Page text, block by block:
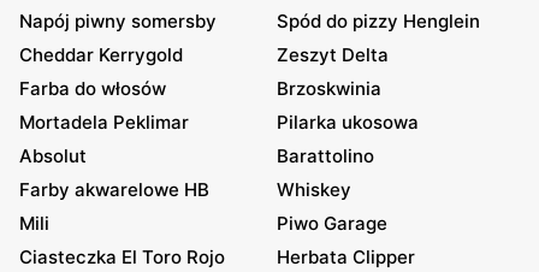
Napój piwny somersby
Spód do pizzy Henglein
Cheddar Kerrygold
Zeszyt Delta
Farba do włosów
Brzoskwinia
Mortadela Peklimar
Pilarka ukosowa
Absolut
Barattolino
Farby akwarelowe HB
Whiskey
Mili
Piwo Garage
Ciasteczka El Toro Rojo
Herbata Clipper